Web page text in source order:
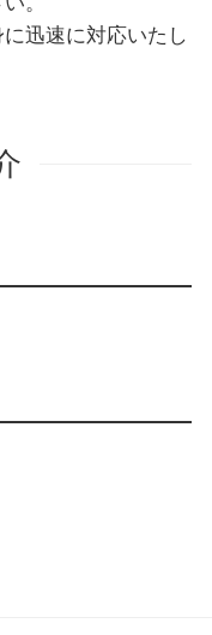
迅速に対応いたし